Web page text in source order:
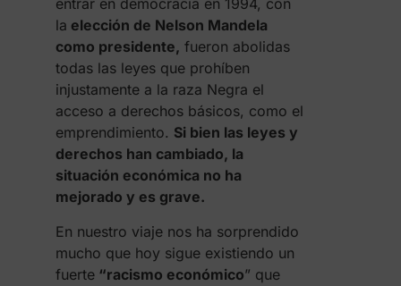
entrar en democracia en 1994, con
la elección de Nelson Mandela
como presidente, fueron abolidas
todas las leyes que prohíben
injustamente a la raza Negra el
acceso a derechos básicos, como el
emprendimiento. Si bien las leyes y
derechos han cambiado, la
situación económica no ha
mejorado y es grave.
En nuestro viaje nos ha sorprendido
mucho que hoy sigue existiendo un
fuerte“racismo económico” que